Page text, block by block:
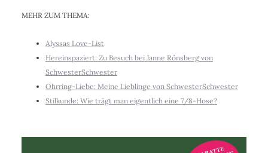
MEHR ZUM THEMA:
Alyssas Love-List
Hereinspaziert: Zu Besuch bei Janne Rönsberg von
SchwesterSchwester
Ohrring-Liebe: Meine Lieblinge von SchwesterSchwester
Stilkunde: Wie trägt man eigentlich eine 7/8-Hose?